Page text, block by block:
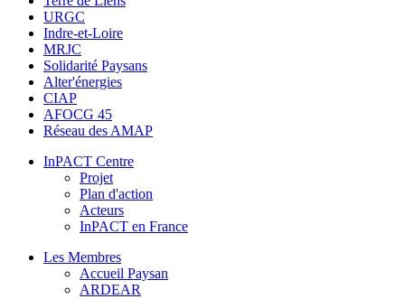
URGC
Indre-et-Loire
MRJC
Solidarité Paysans
Alter'énergies
CIAP
AFOCG 45
Réseau des AMAP
InPACT Centre
Projet
Plan d'action
Acteurs
InPACT en France
Les Membres
Accueil Paysan
ARDEAR